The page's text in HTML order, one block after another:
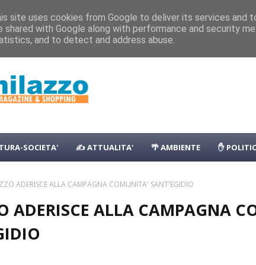
Concerto all’Alba a Milazzo con oltre 1.500 persone
Milazzo 28ª Sagra del Pesce a Vaccarella: il programma
SOCIETA' ✍ ATTUALITA' 🌴 AMBIENTE ✋
ADERISCE ALLA CAMPAGNA COMUNITA' SANT'EGIDIO
ADERISCE ALLA CAMPAGNA
site uses cookies from Google to deliver its services and
shared with Google along with performance and security
and to detect and address abuse.